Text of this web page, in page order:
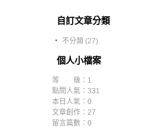
自訂文章分類
‧ 不分類 (27)
個人小檔案
等 級：1
點閱人氣：331
本日人氣：0
文章創作：27
留言篇數：0